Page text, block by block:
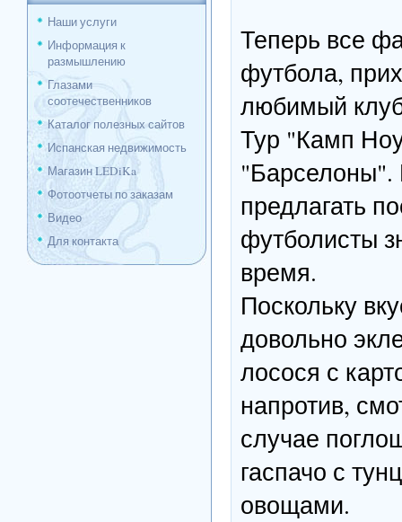
Наши услуги
Информация к
размышлению
Глазами
соотечественников
Каталог полезных сайтов
Испанская недвижимость
Магазин LEDiKa
Фотоотчеты по заказам
Видео
Для контакта
Теперь все
футбола,
любимый
Тур "Камп
"Барселоны".
предлагать
футболисты
время.
Поскольку
довольно
лосося с
напротив,
случае
гаспачо с
овощами.